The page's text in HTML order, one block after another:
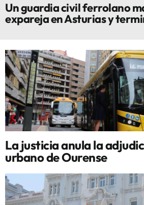
Un guardia civil ferrolano
expareja en Asturias y
La justicia anula la
urbano de Ourense